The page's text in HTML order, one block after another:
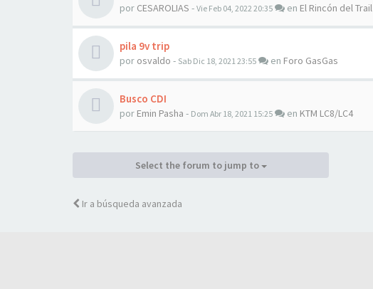
por CESAROLIAS - Vie Feb 04, 2022 20:35 en El Rincón del Trail
pila 9v trip
por osvaldo - Sab Dic 18, 2021 23:55 en Foro GasGas
Busco CDI
por Emin Pasha - Dom Abr 18, 2021 15:25 en KTM LC8/LC4
Select the forum to jump to
Ir a búsqueda avanzada